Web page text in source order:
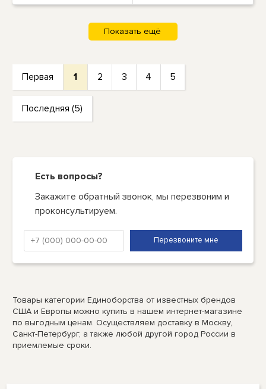
Первая 1 2 3 4 5
Последняя (5)
Есть вопросы?
Закажите обратный звонок, мы перезвоним и
проконсультируем.
Товары категории Единоборства от известных брендов
США и Европы можно купить в нашем интернет-магазине
по выгодным ценам. Осуществляем доставку в Москву,
Санкт-Петербург, а также любой другой город России в
приемлемые сроки.